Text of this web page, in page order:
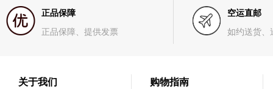
正品保障
正品保障、提供发票
空运直邮
如约送货、
关于我们 购物指南